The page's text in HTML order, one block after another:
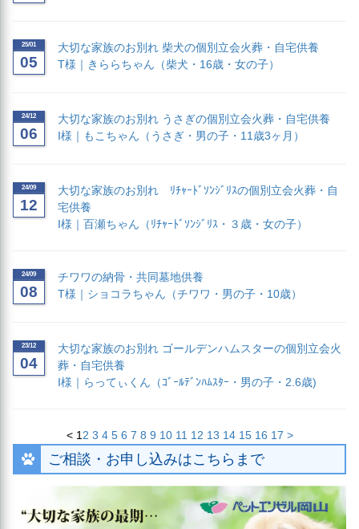
25/01
05
大切な家族のお別れ 柴犬の個別立会火葬・自宅供養
T様｜きららちゃん（柴犬・16歳・女の子）
24/12
06
大切な家族のお別れ うさぎの個別立会火葬・自宅供養
I様｜もこちゃん（うさぎ・男の子・11歳3ヶ月）
24/09
12
大切な家族のお別れ ﾘﾁｬｰﾄﾞｿﾝｼﾞﾘｽの個別立会火葬・自
宅供養
I様｜百瀬ちゃん（ﾘﾁｬｰﾄﾞｿﾝｼﾞﾘｽ・３歳・女の子）
24/09
08
チワワの納骨・共同墓地供養
T様｜ショコラちゃん（チワワ・男の子・10歳）
23/12
04
大切な家族のお別れ ゴールデンハムスターの個別立会火
葬・自宅供養
I様｜らってぃくん（ｺﾞｰﾙﾃﾞﾝﾊﾑｽﾀｰ・男の子・2.6歳)
< 1 2 3 4 5 6 7 8 9 10 11 12 13 14 15 16 17 >
ご相談・お申し込みはこちらまで